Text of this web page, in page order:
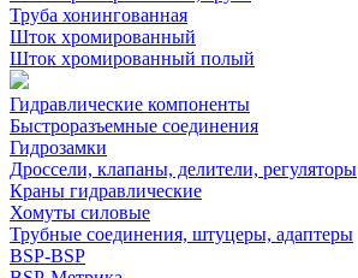
Труба хонингованная
Шток хромированный
Шток хромированный полый
Гидравлические компоненты
Быстроразъемные соединения
Гидрозамки
Дроссели, клапаны, делители, регуляторы
Краны гидравлические
Хомуты силовые
Трубные соединения, штуцеры, адаптеры
BSP-BSP